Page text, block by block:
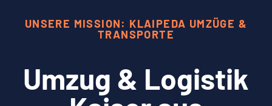
UNSERE MISSION: KLAIPEDA UMZÜGE &
TRANSPORTE
Umzug & Logistik